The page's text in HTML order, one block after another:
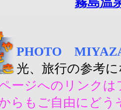
PHOTO
光、旅行の参考
ージへのリンクは
らもご自由にどう